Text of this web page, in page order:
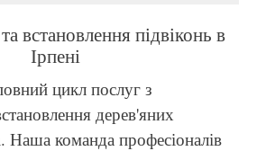
встановлення підвіконь в
Ірпені
цикл послуг з
дерев'яних
Наша команда професіоналів